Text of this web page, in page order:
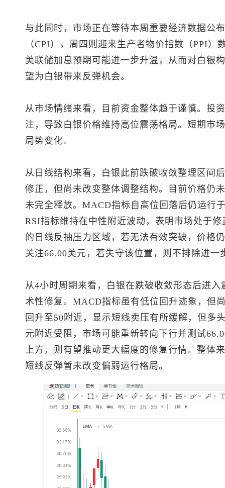
与此同时，市场正在等待本周重要经济数据公
（CPI），周四则迎来生产者物价指数（PPI
美联储加息预期可能进一步升温，从而对白银
望为白银带来反弹机会。
从市场情绪来看，目前资金整体趋于谨慎。投
注，导致白银价格维持高位震荡格局。短期市
局势变化。
从日线结构来看，白银此前跌破收敛整理区间
修正，但尚未改变整体调整结构。目前价格仍
未完全释放。MACD指标自高位回落后仍运行
RSI指标维持在中性附近波动，表明市场处于
的日线反抽压力区域，若无法有效突破，价格
关注66.00美元，若失守该位置，则不排除进一
从4小时周期来看，白银在跌破收敛形态后进
术性修复。MACD指标虽有低位回升迹象，但
回升至50附近，显示短线卖压有所缓解，但多
元附近受阻，市场可能重新转向下行并测试
上方，则有望推动更大幅度的修复行情。整体
短线反弹暂未改变偏弱运行格局。